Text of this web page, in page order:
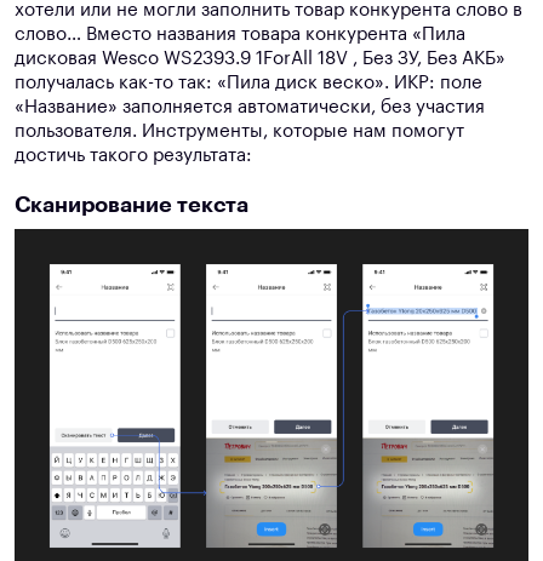
хотели или не могли заполнить товар конкурента слово в
слово… Вместо названия товара конкурента «Пила
дисковая Wesco WS2393.9 1ForAll 18V , Без ЗУ, Без АКБ»
получалась как-то так: «Пила диск веско». ИКР: поле
«Название» заполняется автоматически, без участия
пользователя. Инструменты, которые нам помогут
достичь такого результата:
Сканирование текста